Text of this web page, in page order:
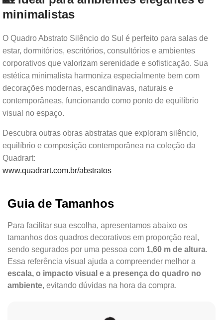
minimalistas
O Quadro Abstrato Silêncio do Sul é perfeito para salas de
estar, dormitórios, escritórios, consultórios e ambientes
corporativos que valorizam serenidade e sofisticação. Sua
estética minimalista harmoniza especialmente bem com
decorações modernas, escandinavas, naturais e
contemporâneas, funcionando como ponto de equilíbrio
visual no espaço.
Descubra outras obras abstratas que exploram silêncio,
equilíbrio e composição contemporânea na coleção da
Quadrart:
www.quadrart.com.br/abstratos
Guia de Tamanhos
Para facilitar sua escolha, apresentamos abaixo os
tamanhos dos quadros decorativos em proporção real,
sendo segurados por uma pessoa com 1,60 m de altura.
Essa referência visual ajuda a compreender melhor a
escala, o impacto visual e a presença do quadro no
ambiente, evitando dúvidas na hora da compra.